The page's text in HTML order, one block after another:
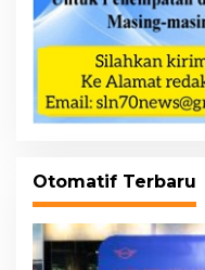
Otomatif Terbaru